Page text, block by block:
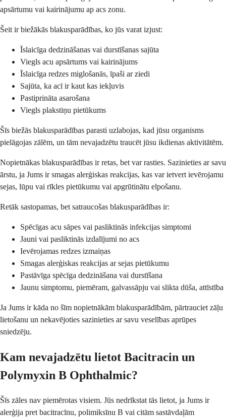
apsārtumu vai kairinājumu ap acs zonu.
Šeit ir biežākās blakusparādības, ko jūs varat izjust:
Īslaicīga dedzināšanas vai durstīšanas sajūta
Viegls acu apsārtums vai kairinājums
Īslaicīga redzes miglošanās, īpaši ar ziedi
Sajūta, ka acī ir kaut kas iekļuvis
Pastiprināta asarošana
Viegls plakstiņu pietūkums
Šīs biežās blakusparādības parasti uzlabojas, kad jūsu organisms
pielāgojas zālēm, un tām nevajadzētu traucēt jūsu ikdienas aktivitātēm.
Nopietnākas blakusparādības ir retas, bet var rasties. Sazinieties ar savu
ārstu, ja Jums ir smagas alerģiskas reakcijas, kas var ietvert ievērojamu
sejas, lūpu vai rīkles pietūkumu vai apgrūtinātu elpošanu.
Retāk sastopamas, bet satraucošas blakusparādības ir:
Spēcīgas acu sāpes vai pasliktinās infekcijas simptomi
Jauni vai pasliktinās izdalījumi no acs
Ievērojamas redzes izmaiņas
Smagas alerģiskas reakcijas ar sejas pietūkumu
Pastāvīga spēcīga dedzināšana vai durstīšana
Jaunu simptomu, piemēram, galvassāpju vai slikta dūša, attīstība
Ja Jums ir kāda no šīm nopietnākām blakusparādībām, pārtrauciet zāļu
lietošanu un nekavējoties sazinieties ar savu veselības aprūpes
sniedzēju.
Kam nevajadzētu lietot Bacitracin un
Polymyxin B Ophthalmic?
Šīs zāles nav piemērotas visiem. Jūs nedrīkstat tās lietot, ja Jums ir
alerģija pret bacitracīnu, polimiksīnu B vai citām sastāvdaļām